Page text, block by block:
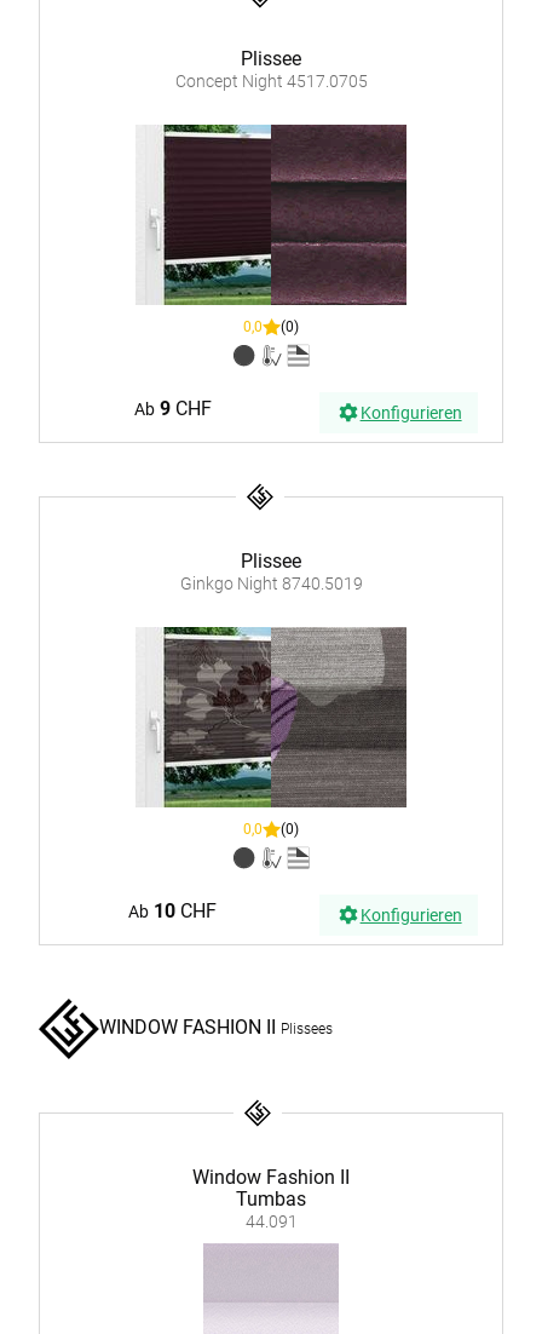
Plissee
Concept Night 4517.0705
0,0 (0)
Ab 9CHF Konfigurieren
Plissee
Ginkgo Night 8740.5019
0,0 (0)
Ab 10 CHF Konfigurieren
WINDOW FASHION II Plissees
Window Fashion II
Tumbas
44.091